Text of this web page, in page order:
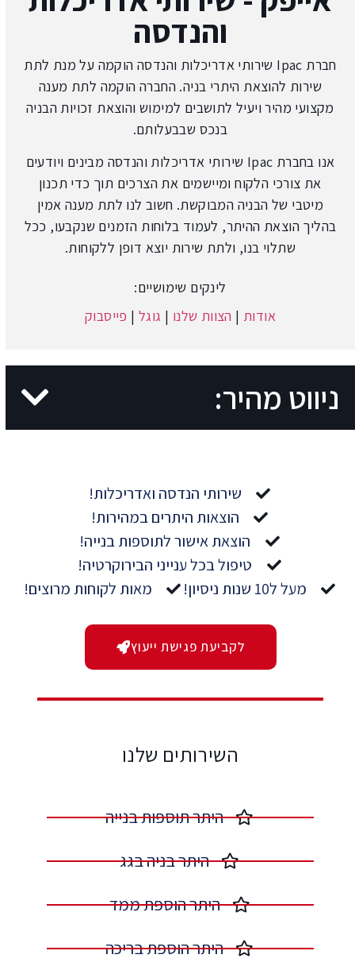
והנדסה
חברת Ipac שירותי אדריכלות והנדסה הוקמה על מנת לתת
שירות להוצאת היתרי בניה. החברה הוקמה לתת מענה
מקצועי מהיר ויעיל לתושבים למימוש והוצאת זכויות הבניה
בנכס שבבעלותם.
אנו בחברת Ipac שירותי אדריכלות והנדסה מבינים ויודעים
את צורכי הלקוח ומיישמים את הצרכים תוך כדי תכנון
מיטבי של הבניה המבוקשת. חשוב לנו לתת מענה אמין
בהליך הוצאת ההיתר, לעמוד בלוחות הזמנים שנקבעו, ככל
שתלוי בנו, ולתת שירות יוצא דופן ללקוחות.
לינקים שימושיים:
אודות | הצוות שלנו | גוגל | פייסבוק
ניווט מהיר:
שירותי הנדסה ואדריכלות!
הוצאות היתרים במהירות!
הוצאת אישור לתוספות בנייה!
טיפול בכל ענייני הבירוקרטיה!
מעל ל10 שנות ניסיון!
מאות לקוחות מרוצים!
לקביעת פגישת ייעוץ
השירותים שלנו
היתר תוספות בנייה​
היתר בניה בגג​
היתר הוספת ממד​
היתר הוספת בריכה​